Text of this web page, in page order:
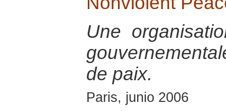
Une
de paix.
Paris, junio 2006